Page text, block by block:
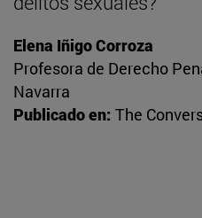
Elena Iñigo Corroza
Profesora de Derecho
Navarra
Publicado en: The